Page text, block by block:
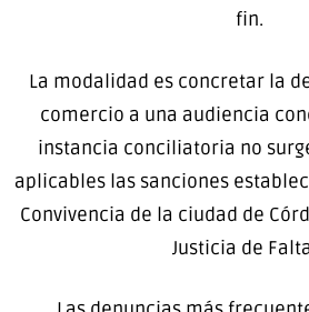
fin.
La modalidad es concretar la
comercio a una audiencia
instancia conciliatoria no
aplicables las sanciones
Convivencia de la ciudad de
Justicia de